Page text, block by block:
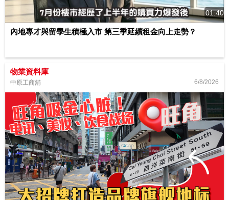
01:40
內地專才與留學生積極入市 第三季延續租金向上走勢？
物業資料庫
中原工商舖 6/8/2026